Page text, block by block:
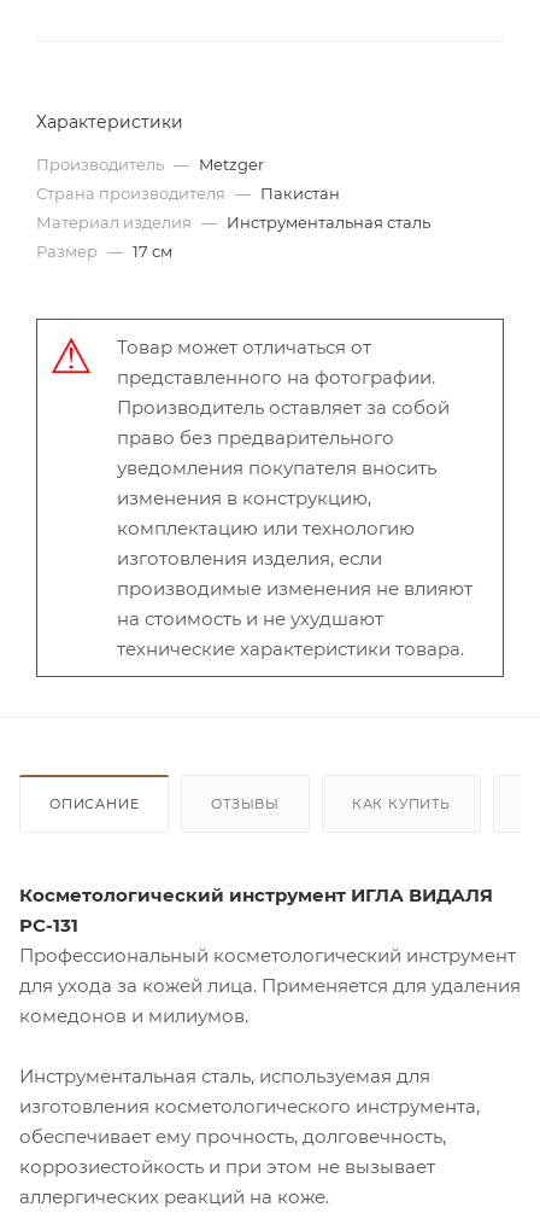
Характеристики
Производитель — Metzger
Страна производителя — Пакистан
Материал изделия — Инструментальная сталь
Размер — 17 см
Товар может отличаться от
представленного на фотографии.
Производитель оставляет за собой
право без предварительного
уведомления покупателя вносить
изменения в конструкцию,
комплектацию или технологию
изготовления изделия, если
производимые изменения не влияют
на стоимость и не ухудшают
технические характеристики товара.
ОПИСАНИЕ ОТЗЫВЫ КАК КУПИТЬ
Косметологический инструмент ИГЛА ВИДАЛЯ
PC-131
Профессиональный косметологический инструмент
для ухода за кожей лица. Применяется для удаления
комедонов и милиумов.
Инструментальная сталь, используемая для
изготовления косметологического инструмента,
обеспечивает ему прочность, долговечность,
коррозиестойкость и при этом не вызывает
аллергических реакций на коже.